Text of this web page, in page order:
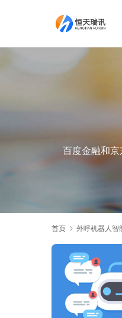
百度金融和
首页 外呼机器人智